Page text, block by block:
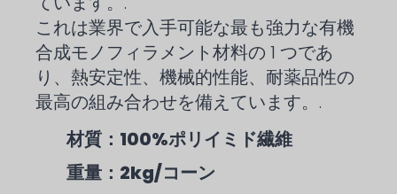
これは業界で入手可能な最も強力な有機
合成モノフィラメント材料の 1 つであ
り、熱安定性、機械的性能、耐薬品性の
最高の組み合わせを備えています。.
材質：100%ポリイミド繊維
重量：2kg/コーン